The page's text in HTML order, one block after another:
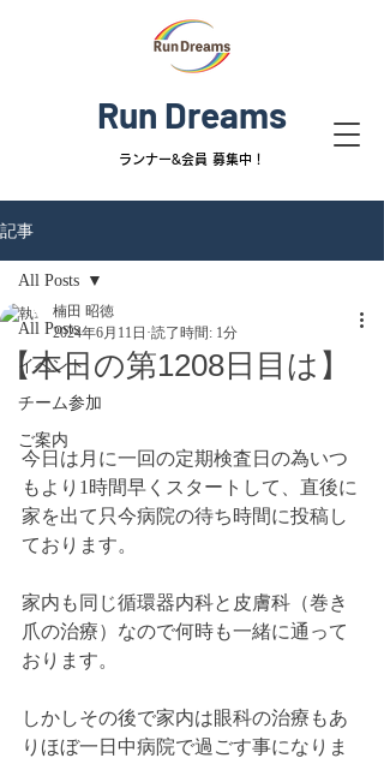
ランナー&会員 募集中！
Run Dreams
記事
All Posts
イベント
チーム参加
ご案内
All Posts
【本日の第1208日目は】
楠田 昭徳
2024年6月11日 読了時間: 1分
今日は月に一回の定期検査日の為いつ
もより1時間早くスタートして、直後に
家を出て只今病院の待ち時間に投稿し
ております。
家内も同じ循環器内科と皮膚科（巻き
爪の治療）なので何時も一緒に通って
おります。
しかしその後で家内は眼科の治療もあ
りほぼ一日中病院で過ごす事になりま